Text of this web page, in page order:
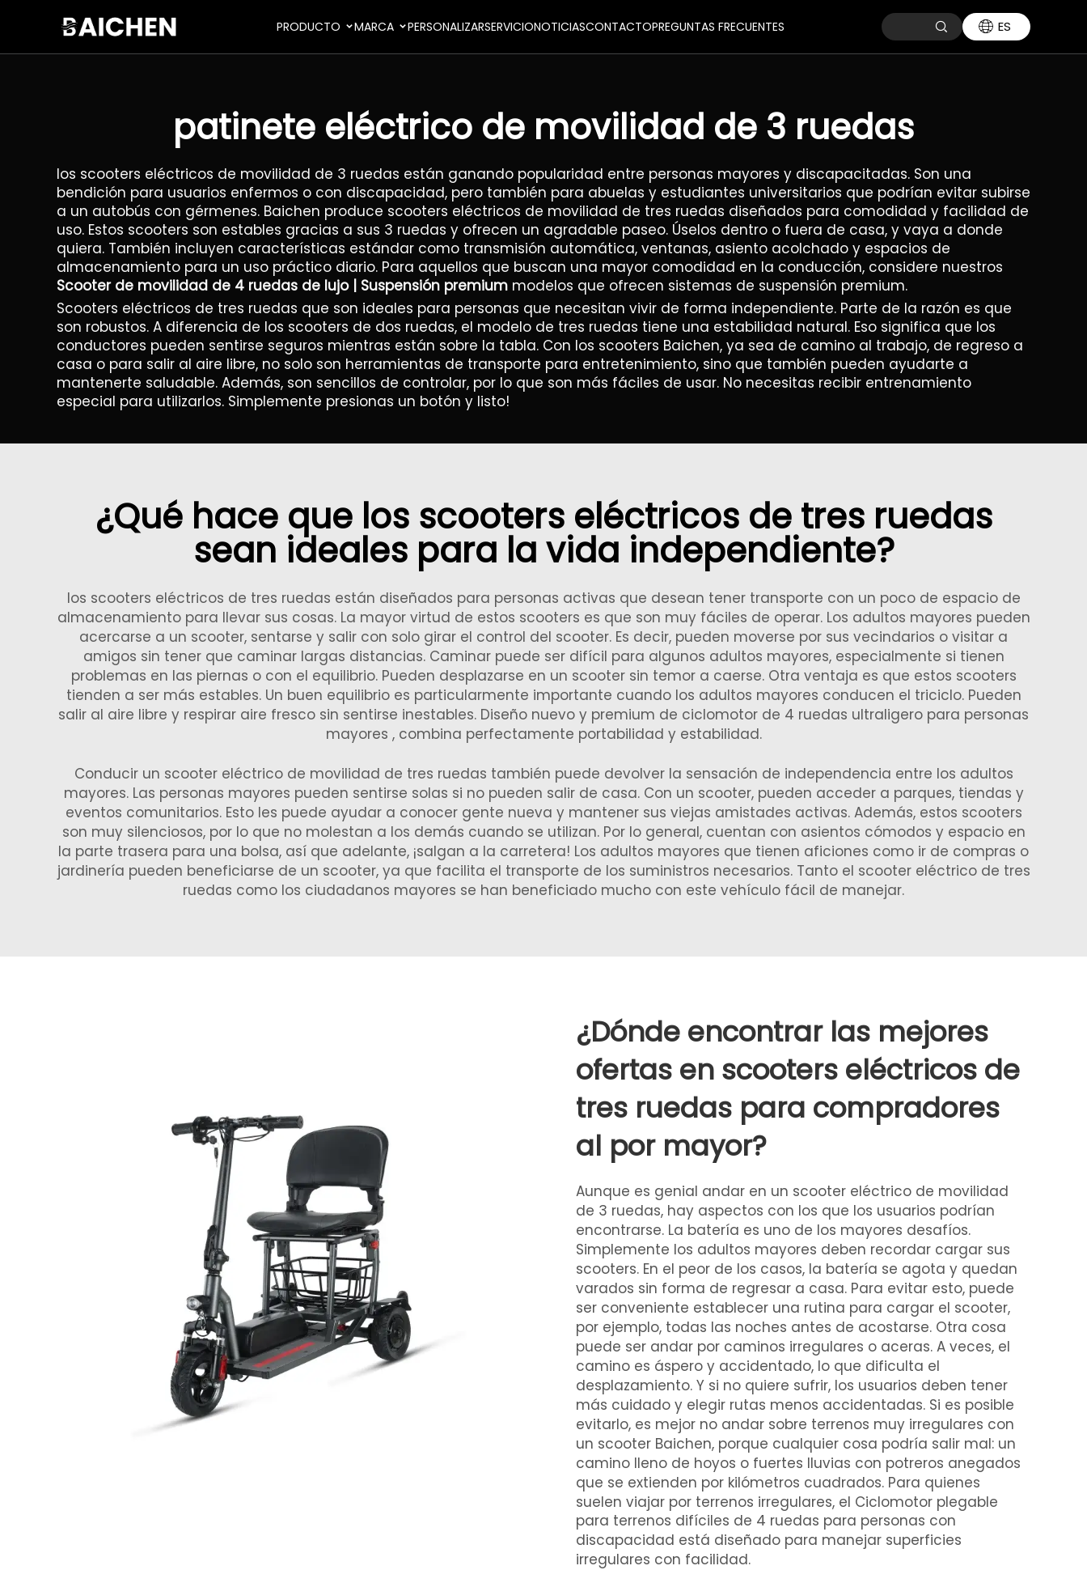
PRODUCTO MARCA PERSONALIZARSERVICIONOTICIASCONTACTOPREGUNTAS FRECUENTES ES
patinete eléctrico de movilidad de 3 ruedas
los scooters eléctricos de movilidad de 3 ruedas están ganando popularidad entre personas mayores y discapacitadas. Son una
bendición para usuarios enfermos o con discapacidad, pero también para abuelas y estudiantes universitarios que podrían evitar subirse
a un autobús con gérmenes. Baichen produce scooters eléctricos de movilidad de tres ruedas diseñados para comodidad y facilidad de
uso. Estos scooters son estables gracias a sus 3 ruedas y ofrecen un agradable paseo. Úselos dentro o fuera de casa, y vaya a donde
quiera. También incluyen características estándar como transmisión automática, ventanas, asiento acolchado y espacios de
almacenamiento para un uso práctico diario. Para aquellos que buscan una mayor comodidad en la conducción, considere nuestros
Scooter de movilidad de 4 ruedas de lujo | Suspensión premium modelos que ofrecen sistemas de suspensión premium.
Scooters eléctricos de tres ruedas que son ideales para personas que necesitan vivir de forma independiente. Parte de la razón es que
son robustos. A diferencia de los scooters de dos ruedas, el modelo de tres ruedas tiene una estabilidad natural. Eso significa que los
conductores pueden sentirse seguros mientras están sobre la tabla. Con los scooters Baichen, ya sea de camino al trabajo, de regreso a
casa o para salir al aire libre, no solo son herramientas de transporte para entretenimiento, sino que también pueden ayudarte a
mantenerte saludable. Además, son sencillos de controlar, por lo que son más fáciles de usar. No necesitas recibir entrenamiento
especial para utilizarlos. Simplemente presionas un botón y listo!
¿Qué hace que los scooters eléctricos de tres ruedas
sean ideales para la vida independiente?
los scooters eléctricos de tres ruedas están diseñados para personas activas que desean tener transporte con un poco de espacio de
almacenamiento para llevar sus cosas. La mayor virtud de estos scooters es que son muy fáciles de operar. Los adultos mayores pueden
acercarse a un scooter, sentarse y salir con solo girar el control del scooter. Es decir, pueden moverse por sus vecindarios o visitar a
amigos sin tener que caminar largas distancias. Caminar puede ser difícil para algunos adultos mayores, especialmente si tienen
problemas en las piernas o con el equilibrio. Pueden desplazarse en un scooter sin temor a caerse. Otra ventaja es que estos scooters
tienden a ser más estables. Un buen equilibrio es particularmente importante cuando los adultos mayores conducen el triciclo. Pueden
salir al aire libre y respirar aire fresco sin sentirse inestables. Diseño nuevo y premium de ciclomotor de 4 ruedas ultraligero para personas
mayores , combina perfectamente portabilidad y estabilidad.
Conducir un scooter eléctrico de movilidad de tres ruedas también puede devolver la sensación de independencia entre los adultos
mayores. Las personas mayores pueden sentirse solas si no pueden salir de casa. Con un scooter, pueden acceder a parques, tiendas y
eventos comunitarios. Esto les puede ayudar a conocer gente nueva y mantener sus viejas amistades activas. Además, estos scooters
son muy silenciosos, por lo que no molestan a los demás cuando se utilizan. Por lo general, cuentan con asientos cómodos y espacio en
la parte trasera para una bolsa, así que adelante, ¡salgan a la carretera! Los adultos mayores que tienen aficiones como ir de compras o
jardinería pueden beneficiarse de un scooter, ya que facilita el transporte de los suministros necesarios. Tanto el scooter eléctrico de tres
ruedas como los ciudadanos mayores se han beneficiado mucho con este vehículo fácil de manejar.
¿Dónde encontrar las mejores
ofertas en scooters eléctricos de
tres ruedas para compradores
al por mayor?
Aunque es genial andar en un scooter eléctrico de movilidad
de 3 ruedas, hay aspectos con los que los usuarios podrían
encontrarse. La batería es uno de los mayores desafíos.
Simplemente los adultos mayores deben recordar cargar sus
scooters. En el peor de los casos, la batería se agota y quedan
varados sin forma de regresar a casa. Para evitar esto, puede
ser conveniente establecer una rutina para cargar el scooter,
por ejemplo, todas las noches antes de acostarse. Otra cosa
puede ser andar por caminos irregulares o aceras. A veces, el
camino es áspero y accidentado, lo que dificulta el
desplazamiento. Y si no quiere sufrir, los usuarios deben tener
más cuidado y elegir rutas menos accidentadas. Si es posible
evitarlo, es mejor no andar sobre terrenos muy irregulares con
un scooter Baichen, porque cualquier cosa podría salir mal: un
camino lleno de hoyos o fuertes lluvias con potreros anegados
que se extienden por kilómetros cuadrados. Para quienes
suelen viajar por terrenos irregulares, el Ciclomotor plegable
para terrenos difíciles de 4 ruedas para personas con
discapacidad está diseñado para manejar superficies
irregulares con facilidad.